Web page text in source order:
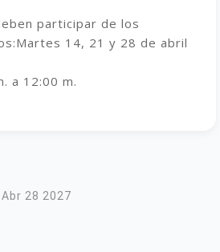
participar de los
Martes 14, 21 y 28 de abril
a 12:00 m.
Abr 28 2027